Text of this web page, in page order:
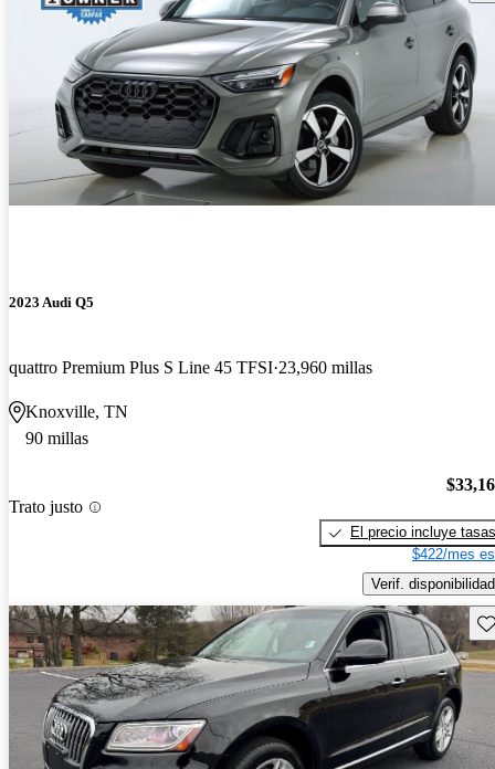
2023 Audi Q5
quattro Premium Plus S Line 45 TFSI 23,960 millas
Knoxville, TN
90 millas
Trato justo
El precio incluye tasas
$422/mes
Verif. disponibilidad